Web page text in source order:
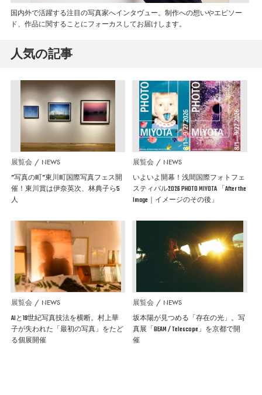
国内外で活躍する注目の写真家へインタヴュー。制作への想いやエピソー
ド、作品に関することにフォーカスしてお届けします。
人気の記事
展覧会 NEWS
”写真の町”東川町国際写真フェス開
催！東川賞は伊奈英次、林典子ら5
人
展覧会 NEWS
いよいよ開幕！浅間国際フォトフェ
スティバル2026 PHOTO MIYOTA 「After the
Image｜イメージのその後」
展覧会 NEWS
AIと19世紀写真技法を横断。村上華
子が失われた「最初の写真」をたど
る個展開催
展覧会 NEWS
坂本陽が見つめる「存在の光」。写
真展「BEAM / Telescope」を京都で開
催